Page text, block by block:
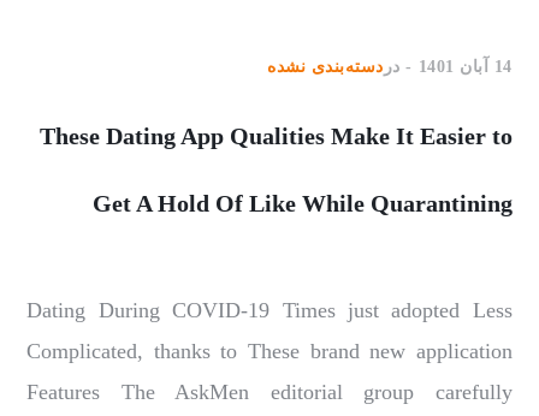
14 آبان 1401 در دسته‌بندی نشده
These Dating App Qualities Make It Easier to
Get A Hold Of Like While Quarantining
Dating During COVID-19 Times just adopted Less
Complicated, thanks to These brand new application
Features The AskMen editorial group carefully